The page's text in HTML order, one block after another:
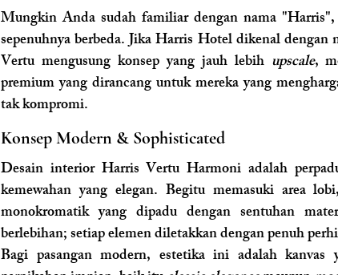
Mungkin Anda sudah familiar dengan nama
sepenuhnya berbeda. Jika Harris Hotel dikenal dengan
Vertu mengusung konsep yang jauh lebih upscale,
premium yang dirancang untuk mereka yang
tak kompromi.
Konsep Modern & Sophisticated
Desain interior Harris Vertu Harmoni adalah
kemewahan yang elegan. Begitu memasuki area
monokromatik yang dipadu dengan sentuhan
berlebihan; setiap elemen diletakkan dengan penuh
Bagi pasangan modern, estetika ini adalah kanvas